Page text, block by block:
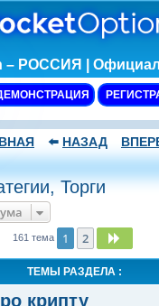
– РОССИЯ |
⬅️ НАЗАД
Торги
161 тема 1 2
ТЕМЫ РАЗДЕЛА :
крипту